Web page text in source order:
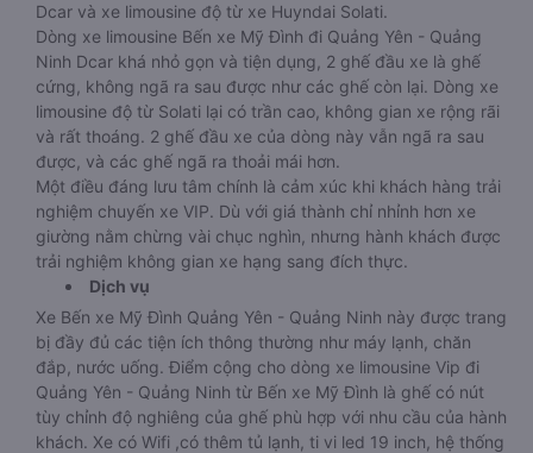
Dcar và xe limousine độ từ xe Huyndai Solati.
Dòng xe limousine Bến xe Mỹ Đình đi Quảng Yên - Quảng
Ninh Dcar khá nhỏ gọn và tiện dụng, 2 ghế đầu xe là ghế
cứng, không ngã ra sau được như các ghế còn lại. Dòng xe
limousine độ từ Solati lại có trần cao, không gian xe rộng rãi
và rất thoáng. 2 ghế đầu xe của dòng này vẫn ngã ra sau
được, và các ghế ngã ra thoải mái hơn.
Một điều đáng lưu tâm chính là cảm xúc khi khách hàng trải
nghiệm chuyến xe VIP. Dù với giá thành chỉ nhỉnh hơn xe
giường nằm chừng vài chục nghìn, nhưng hành khách được
trải nghiệm không gian xe hạng sang đích thực.
Dịch vụ
Xe Bến xe Mỹ Đình Quảng Yên - Quảng Ninh này được trang
bị đầy đủ các tiện ích thông thường như máy lạnh, chăn
đắp, nước uống. Điểm cộng cho dòng xe limousine Vip đi
Quảng Yên - Quảng Ninh từ Bến xe Mỹ Đình là ghế có nút
tùy chỉnh độ nghiêng của ghế phù hợp với nhu cầu của hành
khách. Xe có Wifi ,có thêm tủ lạnh, ti vi led 19 inch, hệ thống